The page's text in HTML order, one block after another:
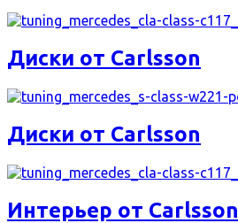
Диски от Carlsson
Диски от Carlsson
Интерьер от Carlsson